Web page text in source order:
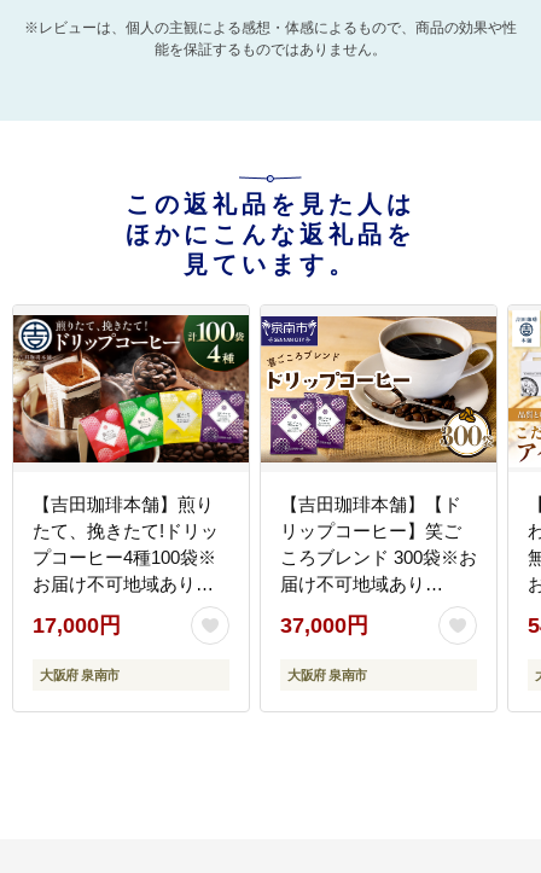
※レビューは、個人の主観による感想・体感によるもので、商品の効果や性
能を保証するものではありません。
この返礼品を見た人は
ほかにこんな返礼品を
見ています。
【吉田珈琲本舗】煎り
たて、挽きたて!ドリッ
プコーヒー4種100袋※
お届け不可地域あり
【010D-164】
17,000円
大阪府 泉南市
【吉田珈琲本舗】【ド
リップコーヒー】笑ご
ころブレンド 300袋※お
届け不可地域あり
【010C-018】
37,000円
大阪府 泉南市